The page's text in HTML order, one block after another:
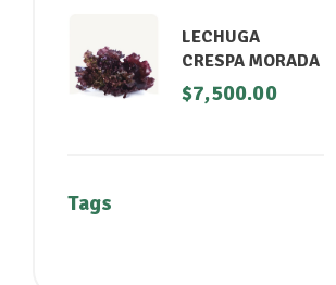
LECHUGA
CRESPA MORADA
$7,500.00
Tags